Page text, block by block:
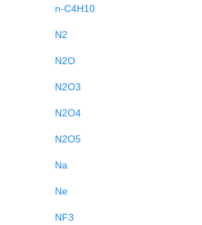
n-C4H10
N2
N2O
N2O3
N2O4
N2O5
Na
Ne
NF3